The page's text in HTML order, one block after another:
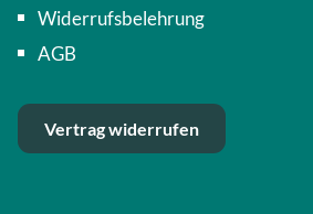
Widerrufsbelehrung
AGB
Vertrag widerrufen